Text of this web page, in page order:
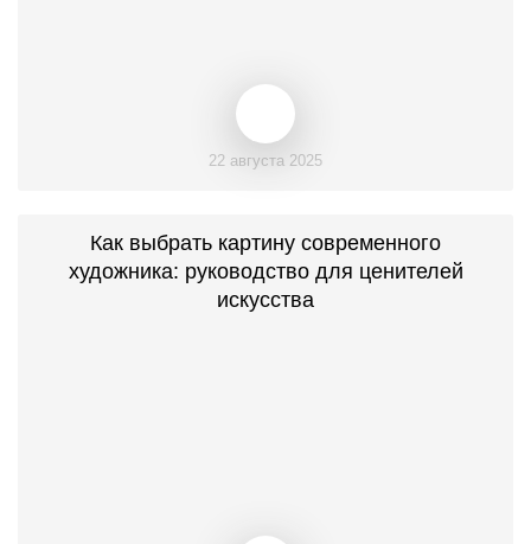
22 августа 2025
Как выбрать картину современного
художника: руководство для ценителей
искусства